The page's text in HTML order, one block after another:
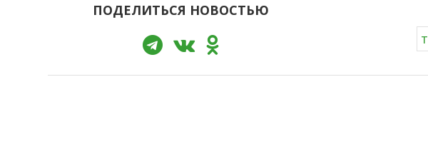
ПОДЕЛИТЬСЯ НОВОСТЬЮ